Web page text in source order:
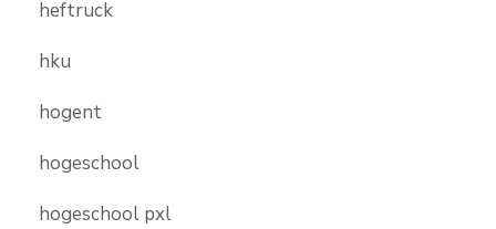
heftruck
hku
hogent
hogeschool
hogeschool pxl